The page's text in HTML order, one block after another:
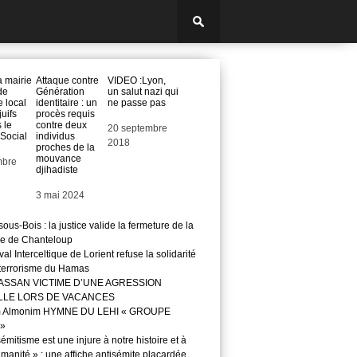
mairie
local
le
Attaque contre
Génération
identitaire : un
procès requis
contre deux
individus
proches de la
mouvance
djihadiste
Date
3 mai 2024
VIDEO :Lyon,
un salut nazi qui
ne passe pas
Date
20 septembre
2018
Bois : la justice valide la fermeture de la
de Chanteloup
Interceltique de Lorient refuse la solidarité
du Hamas
VICTIME D’UNE AGRESSION
LORS DE VACANCES
Almonim HYMNE DU LEHI « GROUPE
est une injure à notre histoire et à
» : une affiche antisémite placardée